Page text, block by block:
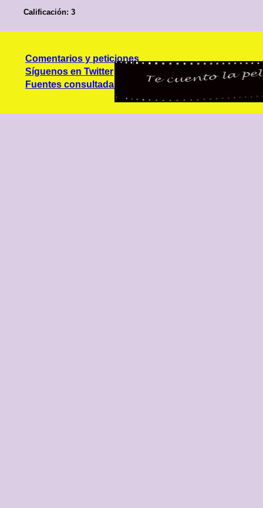
Calificación: 3
Comentarios y peticiones
Síguenos en Twitter
Fuentes consultadas